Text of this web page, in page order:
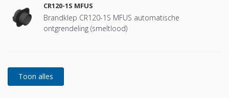
CR120-1S MFUS
Brandklep CR120-1S MFUS automatische
ontgrendeling (smeltlood)